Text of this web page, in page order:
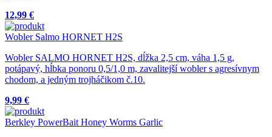
12,99 €
Wobler Salmo HORNET H2S
Wobler SALMO HORNET H2S, dĺžka 2,5 cm, váha 1,5 g,
potápavý, hĺbka ponoru 0,5/1,0 m, zavalitejší wobler s agresívnym
chodom, a jedným trojháčikom č.10.
9,99 €
Berkley PowerBait Honey Worms Garlic